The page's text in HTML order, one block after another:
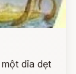
dĩa dẹt